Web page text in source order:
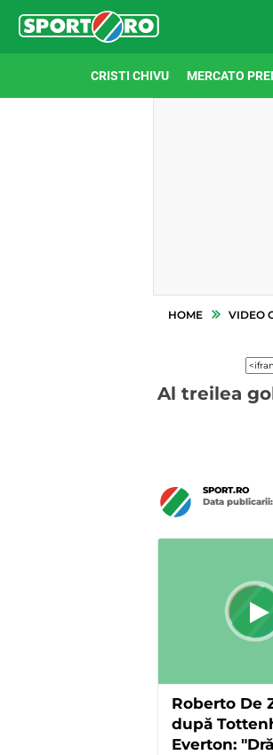
CRISTI CHIVU MERCATO
HOME VIDEO
Al treilea
SPORT.RO
Data publicarii:
Roberto De
după
Everton: